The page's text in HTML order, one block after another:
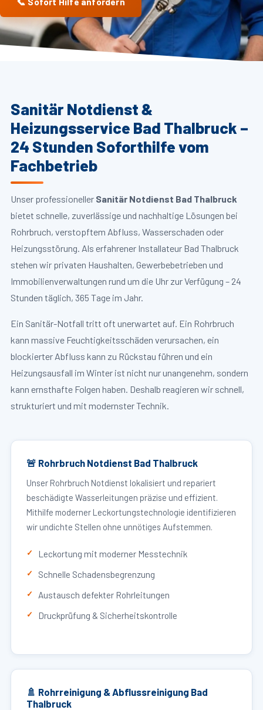
Sanitär Notdienst &
Heizungsservice Bad Thalbruck –
24 Stunden Soforthilfe vom
Fachbetrieb
Unser professioneller Sanitär Notdienst Bad Thalbruck
bietet schnelle, zuverlässige und nachhaltige Lösungen bei
Rohrbruch, verstopftem Abfluss, Wasserschaden oder
Heizungsstörung. Als erfahrener Installateur Bad Thalbruck
stehen wir privaten Haushalten, Gewerbebetrieben und
Immobilienverwaltungen rund um die Uhr zur Verfügung – 24
Stunden täglich, 365 Tage im Jahr.
Ein Sanitär-Notfall tritt oft unerwartet auf. Ein Rohrbruch
kann massive Feuchtigkeitsschäden verursachen, ein
blockierter Abfluss kann zu Rückstau führen und ein
Heizungsausfall im Winter ist nicht nur unangenehm, sondern
kann ernsthafte Folgen haben. Deshalb reagieren wir schnell,
strukturiert und mit modernster Technik.
🚨 Rohrbruch Notdienst Bad Thalbruck
Unser Rohrbruch Notdienst lokalisiert und repariert
beschädigte Wasserleitungen präzise und effizient.
Mithilfe moderner Leckortungstechnologie identifizieren
wir undichte Stellen ohne unnötiges Aufstemmen.
Leckortung mit moderner Messtechnik
Schnelle Schadensbegrenzung
Austausch defekter Rohrleitungen
Druckprüfung & Sicherheitskontrolle
🚿 Rohrreinigung & Abflussreinigung Bad
Thalbruck